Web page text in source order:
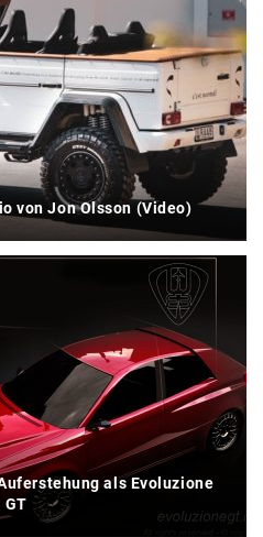
von Jon Olsson (Video)
als Evoluzione
GT